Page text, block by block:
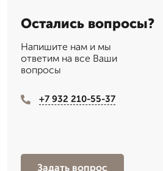
Остались вопросы?
Напишите нам и мы
ответим на все Ваши
вопросы
+7 932 210-55-37
Задать вопрос